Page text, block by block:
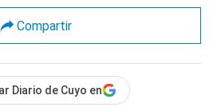
Compartir
Diario de Cuyo en